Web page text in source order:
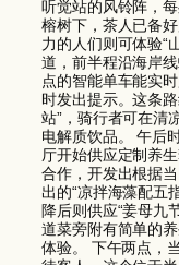
听觉站的风铃阵，
榕树下，茶人已备
力的人们则可体验“
道，前半程沿海岸
点的智能单车能实
时发出提示。这条
站”，骑行者可在清
电解质饮品。 午后
厅开始供应定制养
合作，开发出根据
出的“凉拌海藻配五
降后则供应“姜母九
道菜旁附有简单的
体验。 下午两点，